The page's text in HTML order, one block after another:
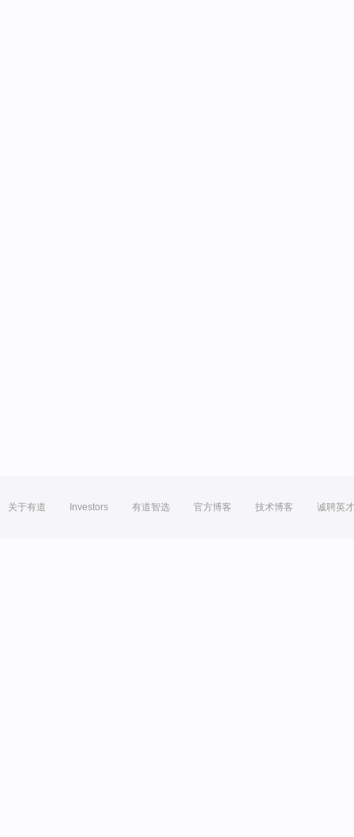
关于有道 Investors 有道智选 官方博客 技术博客 诚聘英才